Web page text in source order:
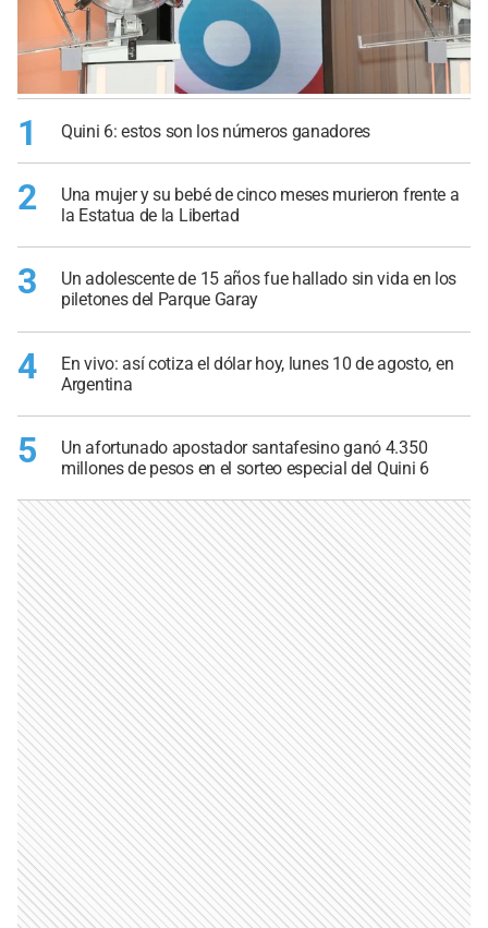
1 Quini 6: estos son los números ganadores
2
Una mujer y su bebé de cinco meses murieron frente a
la Estatua de la Libertad
3
Un adolescente de 15 años fue hallado sin vida en los
piletones del Parque Garay
4
En vivo: así cotiza el dólar hoy, lunes 10 de agosto, en
Argentina
5
Un afortunado apostador santafesino ganó 4.350
millones de pesos en el sorteo especial del Quini 6